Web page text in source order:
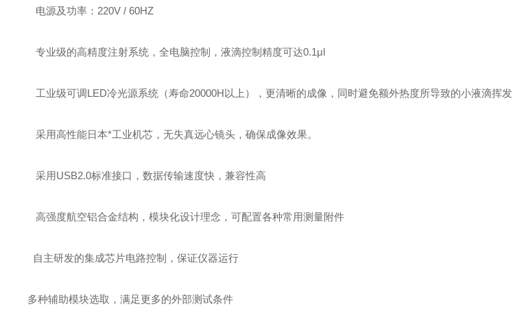
电源及功率：220V / 60HZ
专业级的高精度注射系统，全电脑控制，液滴控制精度可达0.1μl
工业级可调LED冷光源系统（寿命20000H以上），更清晰的成像，同时避免额外热度所导致的小液滴挥发
采用高性能日本*工业机芯，无失真远心镜头，确保成像效果。
采用USB2.0标准接口，数据传输速度快，兼容性高
高强度航空铝合金结构，模块化设计理念，可配置各种常用测量附件
自主研发的集成芯片电路控制，保证仪器运行
多种辅助模块选取，满足更多的外部测试条件